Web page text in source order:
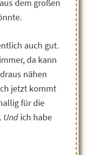
dem großen
auch gut.
da kann
nähen
jetzt kommt
für die
Undich habe